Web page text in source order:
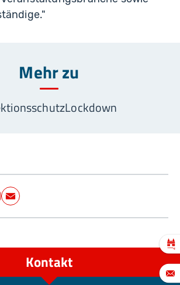
Mehr zu
Lockdown
E-Mail
Kontakt